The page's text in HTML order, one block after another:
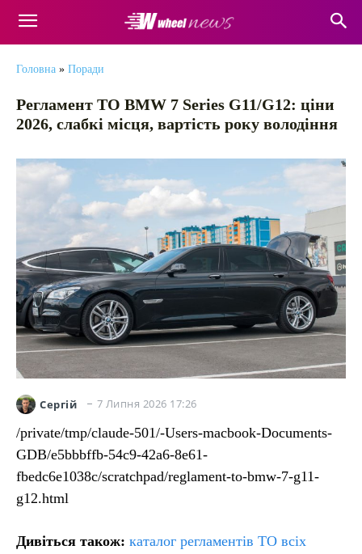
Головна » Поради
Регламент ТО BMW 7 Series G11/G12: ціни
2026, слабкі місця, вартість року володіння
Сергій 7 Липня 2026 17:26
/private/tmp/claude-501/-Users-macbook-Documents-
GDB/e5bbbffb-54c9-42a6-8e61-
fbedc6e1038c/scratchpad/reglament-to-bmw-7-g11-
g12.html
Дивіться також: каталог регламентів ТО всіх